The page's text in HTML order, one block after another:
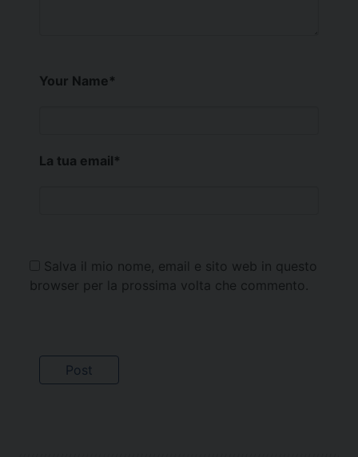
Your Name*
La tua email*
Salva il mio nome, email e sito web in questo
browser per la prossima volta che commento.